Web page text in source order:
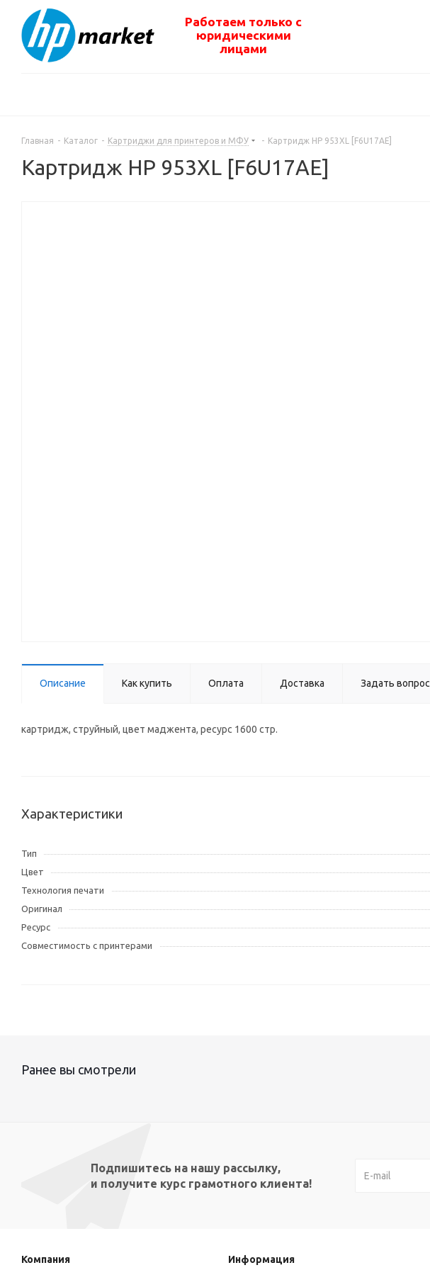
Работаем только с
юридическими
лицами
Главная - Каталог - Картриджи для принтеров и МФУ - Картридж HP 953XL [F6U17AE]
Картридж HP 953XL [F6U17AE]
Описание Как купить Оплата Доставка Задать вопрос
картридж, струйный, цвет маджента, ресурс 1600 стр.
Характеристики
Тип
Цвет
Технология печати
Оригинал
Ресурс
Совместимость с принтерами
Ранее вы смотрели
Подпишитесь на нашу рассылку,
и получите курс грамотного клиента!
Компания Информация